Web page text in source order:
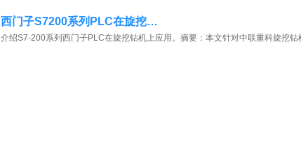
西门子S7200系列PLC在旋挖…
介绍S7-200系列西门子PLC在旋挖钻机上应用。摘要：本文针对中联重科旋挖